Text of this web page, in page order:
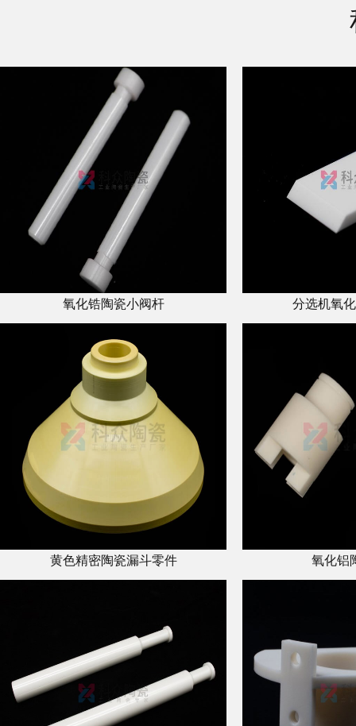
氧化锆陶瓷小阀杆 分选机氧
黄色精密陶瓷漏斗零件 氧化铝